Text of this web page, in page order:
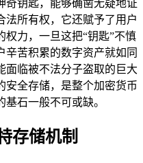
奇钥匙，能够确凿无疑地证
法所有权，它还赋予了用户
权力，一旦这把“钥匙”不慎
辛苦积累的数字资产就如同
面临被不法分子盗取的巨大
安全存储，是整个加密货币
石一般不可或缺。
存储机制